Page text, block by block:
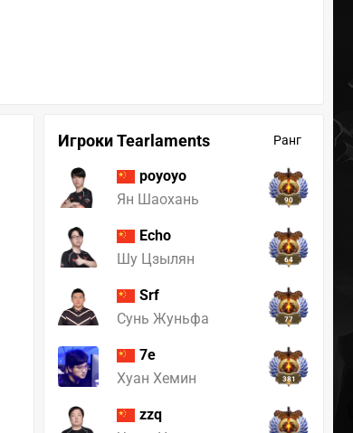
Игроки Tearlaments Ранг
poyoyo
Ян Шаохань
90
Echo
Шу Цзылян
64
Srf
Сунь Жуньфа
77
7e
Хуан Хемин
381
zzq